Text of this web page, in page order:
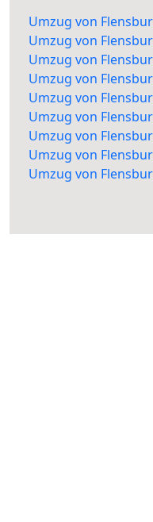
Umzug von
Umzug von
Umzug von
Umzug von
Umzug von
Umzug von
Umzug von
Umzug von
Umzug von